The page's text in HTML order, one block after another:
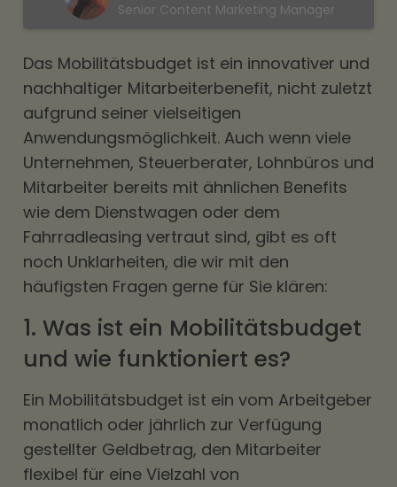
Senior Content Marketing Manager
Das Mobilitätsbudget ist ein innovativer und
nachhaltiger Mitarbeiterbenefit, nicht zuletzt
aufgrund seiner vielseitigen
Anwendungsmöglichkeit. Auch wenn viele
Unternehmen, Steuerberater, Lohnbüros und
Mitarbeiter bereits mit ähnlichen Benefits
wie dem Dienstwagen oder dem
Fahrradleasing vertraut sind, gibt es oft
noch Unklarheiten, die wir mit den
häufigsten Fragen gerne für Sie klären:
1. Was ist ein Mobilitätsbudget
und wie funktioniert es?
Ein Mobilitätsbudget ist ein vom Arbeitgeber
monatlich oder jährlich zur Verfügung
gestellter Geldbetrag, den Mitarbeiter
flexibel für eine Vielzahl von